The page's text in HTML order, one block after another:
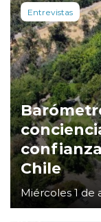
Entrevistas
Chile
Miércoles 1 de